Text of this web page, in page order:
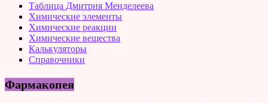
Таблица Дмитрия Менделеева
Химические элементы
Химические реакции
Химические вещества
Калькуляторы
Справочники
Фармакопея